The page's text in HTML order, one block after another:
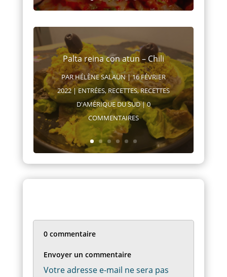
Palta reina con atun – Chili
PARHÉLÈNE SALAÜN|16 FÉVRIER
2022|ENTRÉES, RECETTES,RECETTES
D'AMÉRIQUE DU SUD| 0
COMMENTAIRES
0 commentaire
Envoyer un commentaire
Votre adresse e-mail ne sera pas